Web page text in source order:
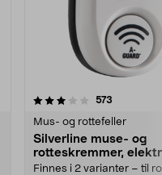
573
Mus- og rottefeller
Silverline muse- og
rotteskremmer,
Finnes i 2 varianter – til
3.5 av 5 stjerner